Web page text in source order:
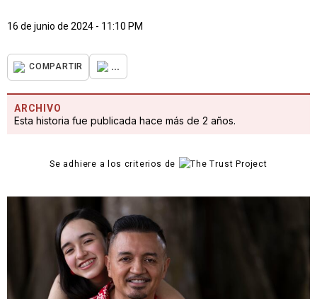
16 de junio de 2024 - 11:10 PM
COMPARTIR ...
ARCHIVO
Esta historia fue publicada hace más de 2 años.
Se adhiere a los criterios de